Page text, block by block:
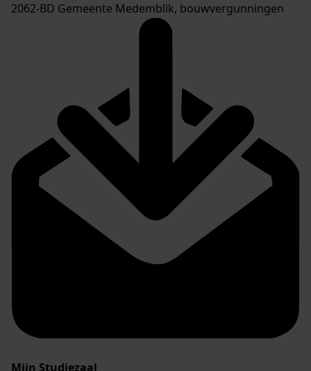
2062-BD Gemeente Medemblik, bouwvergunningen
Mijn Studiezaal